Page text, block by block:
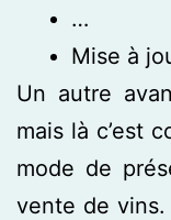
…
Mise à
Un autre
mais là c’est
mode de
vente de vins.